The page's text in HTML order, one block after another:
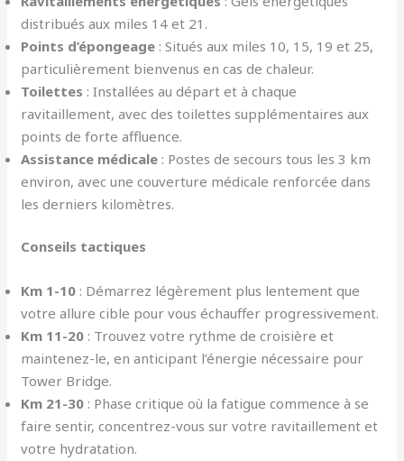
distribués aux miles 14 et 21.
Points d’épongeage : Situés aux miles 10, 15, 19 et 25,
particulièrement bienvenus en cas de chaleur.
Toilettes : Installées au départ et à chaque
ravitaillement, avec des toilettes supplémentaires aux
points de forte affluence.
Assistance médicale : Postes de secours tous les 3 km
environ, avec une couverture médicale renforcée dans
les derniers kilomètres.
Conseils tactiques
Km 1-10 : Démarrez légèrement plus lentement que
votre allure cible pour vous échauffer progressivement.
Km 11-20 : Trouvez votre rythme de croisière et
maintenez-le, en anticipant l’énergie nécessaire pour
Tower Bridge.
Km 21-30 : Phase critique où la fatigue commence à se
faire sentir, concentrez-vous sur votre ravitaillement et
votre hydratation.